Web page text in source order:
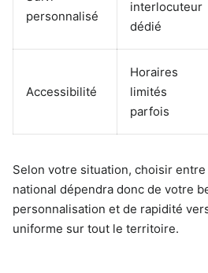
personnalisé
interlocuteur
dédié
Accessibilité
Horaires
limités
parfois
Selon votre situation, choisir
national dépendra donc de votre
personnalisation et de rapidité
uniforme sur tout le territoire.